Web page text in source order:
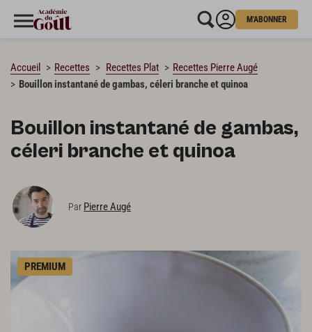
M'ABONNER
Accueil Recettes Recettes Plat
Recettes Pierre Augé
Bouillon instantané de gambas, céleri branche et quinoa
Bouillon instantané de gambas,
céleri branche et quinoa
Par Pierre Augé
PREMIUM
CHARGEMENT…